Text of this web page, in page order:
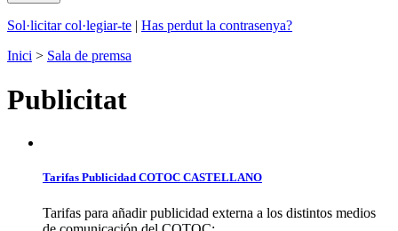
Sol·licitar col·legiar-te | Has perdut la contrasenya?
Inici > Sala de premsa
Publicitat
Tarifas Publicidad COTOC CASTELLANO
Tarifas para añadir publicidad externa a los distintos medios